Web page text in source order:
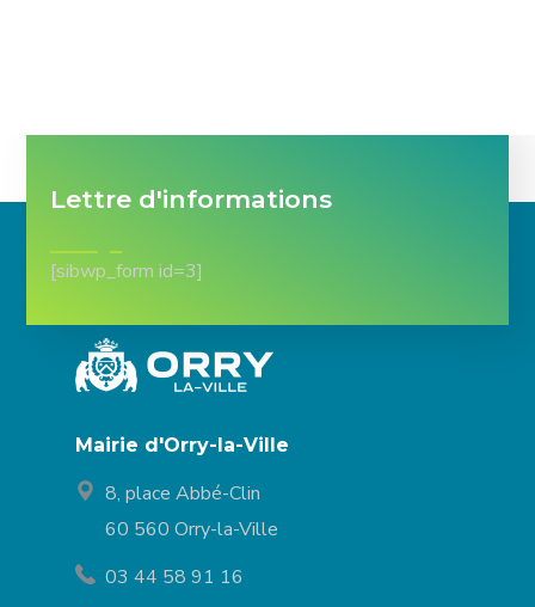
Lettre d'informations
[sibwp_form id=3]
Mairie d'Orry-la-Ville
8, place Abbé-Clin
60 560 Orry-la-Ville
03 44 58 91 16